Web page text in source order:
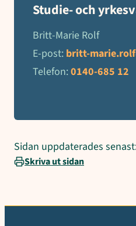
Studie- och
Britt-Marie Rolf
E-post: britt-
Telefon:0140-685 12
Sidan uppdaterades
Skriva ut sidan